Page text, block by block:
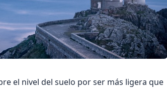
el nivel del suelo por ser más ligera que